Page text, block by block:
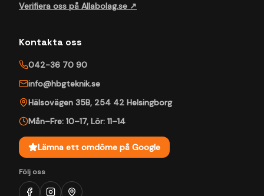
Verifiera oss på Allabolag.se ↗
Kontakta oss
042-36 70 90
info@hbgteknik.se
Hälsovägen 35B, 254 42 Helsingborg
Mån–Fre: 10–17, Lör: 11–14
Lämna ett omdöme på Google
Följ oss